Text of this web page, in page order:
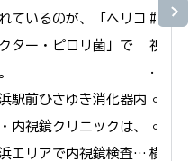
ているのが、「ヘリコ
ター・ピロリ菌」で
駅前ひさゆき消化器内
内視鏡クリニックは、
エリアで内視鏡検査と
#横浜
視鏡
横浜